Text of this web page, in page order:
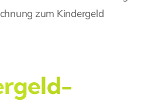
zum Kindergeld